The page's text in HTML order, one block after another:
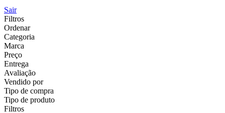
Sair
Filtros
Ordenar
Categoria
Marca
Preço
Entrega
Avaliação
Vendido por
Tipo de compra
Tipo de produto
Filtros